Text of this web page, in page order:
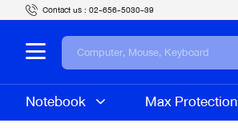
Contact us : 02-656-5030-39
Notebook Max Protection